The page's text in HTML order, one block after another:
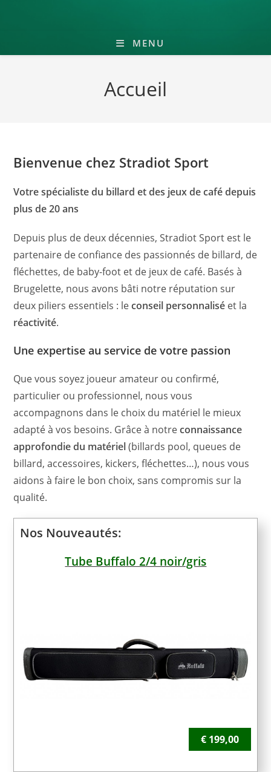
MENU
Accueil
Bienvenue chez Stradiot Sport
Votre spécialiste du billard et des jeux de café depuis
plus de 20 ans
Depuis plus de deux décennies, Stradiot Sport est le
partenaire de confiance des passionnés de billard, de
fléchettes, de baby-foot et de jeux de café. Basés à
Brugelette, nous avons bâti notre réputation sur
deux piliers essentiels : leconseil personnalisé et la
réactivité.
Une expertise au service de votre passion
Que vous soyez joueur amateur ou confirmé,
particulier ou professionnel, nous vous
accompagnons dans le choix du matériel le mieux
adapté à vos besoins. Grâce à notreconnaissance
approfondie du matériel(billards pool, queues de
billard, accessoires, kickers, fléchettes…), nous vous
aidons à faire le bon choix, sans compromis sur la
qualité.
Nos Nouveautés:
Tube Buffalo 2/4 noir/gris
€ 199,00